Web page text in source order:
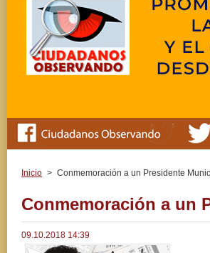
Inicio > Conmemoración a un Presidente
Conmemoración a un
09.10.2018 14:39